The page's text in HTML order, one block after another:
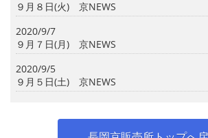
９月８日(火) 京NEWS
2020/9/7
９月７日(月) 京NEWS
2020/9/5
９月５日(土) 京NEWS